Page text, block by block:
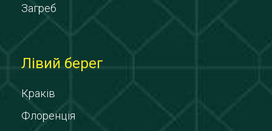
Загреб
Лівий берег
Краків
Флоренція